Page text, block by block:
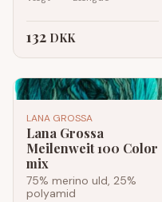
132 DKK
LANA GROSSA
Lana Grossa
Meilenweit 100 Color
mix
75% merino uld, 25%
polyamid